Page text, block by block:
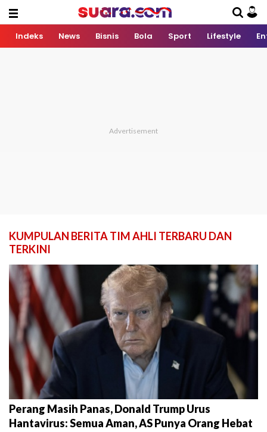
Indeks News Bisnis Bola Sport Lifestyle
KUMPULAN BERITA TIM AHLI TERBARU DAN
TERKINI
Perang Masih Panas, Donald Trump Urus
Hantavirus: Semua Aman, AS Punya Orang Hebat